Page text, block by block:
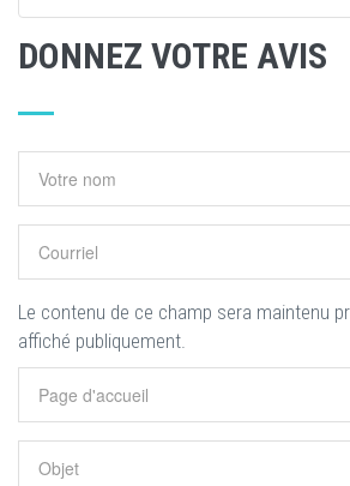
DONNEZ VOTRE AVIS
Le contenu de ce champ sera maintenu
affiché publiquement.